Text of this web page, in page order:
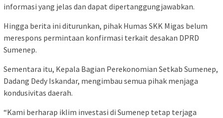
informasi yang jelas dan dapat dipertanggungjawabkan.
Hingga berita ini diturunkan, pihak Humas SKK Migas belum
merespons permintaan konfirmasi terkait desakan DPRD
Sumenep.
Sementara itu, Kepala Bagian Perekonomian Setkab Sumenep,
Dadang Dedy Iskandar, mengimbau semua pihak menjaga
kondusivitas daerah.
“Kami berharap iklim investasi di Sumenep tetap terjaga